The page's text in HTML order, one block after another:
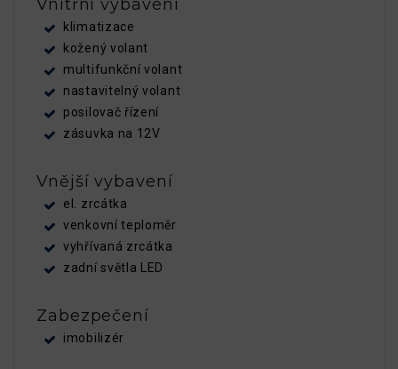
Vnitřní vybavení
klimatizace
kožený volant
multifunkční volant
nastavitelný volant
posilovač řízení
zásuvka na 12V
Vnější vybavení
el. zrcátka
venkovní teploměr
vyhřívaná zrcátka
zadní světla LED
Zabezpečení
imobilizér